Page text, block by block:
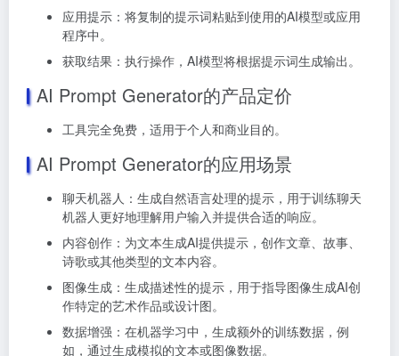
应用提示：将复制的提示词粘贴到使用的AI模型或应用
程序中。
获取结果：执行操作，AI模型将根据提示词生成输出。
AI Prompt Generator的产品定价
工具完全免费，适用于个人和商业目的。
AI Prompt Generator的应用场景
聊天机器人：生成自然语言处理的提示，用于训练聊天
机器人更好地理解用户输入并提供合适的响应。
内容创作：为文本生成AI提供提示，创作文章、故事、
诗歌或其他类型的文本内容。
图像生成：生成描述性的提示，用于指导图像生成AI创
作特定的艺术作品或设计图。
数据增强：在机器学习中，生成额外的训练数据，例
如，通过生成模拟的文本或图像数据。